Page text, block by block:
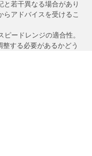
と若干異なる場合があり
らアドバイスを受けるこ
ードレンジの適合性。
する必要があるかどう